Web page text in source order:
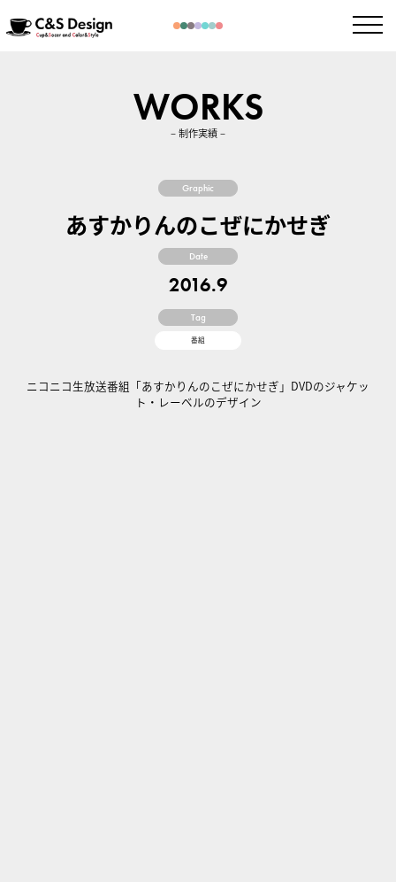
WORKS
– 制作実績 –
Graphic
あすかりんのこぜにかせぎ
Date
2016.9
Tag
番組
ニコニコ生放送番組「あすかりんのこぜにかせぎ」DVDのジャケッ
ト・レーベルのデザイン